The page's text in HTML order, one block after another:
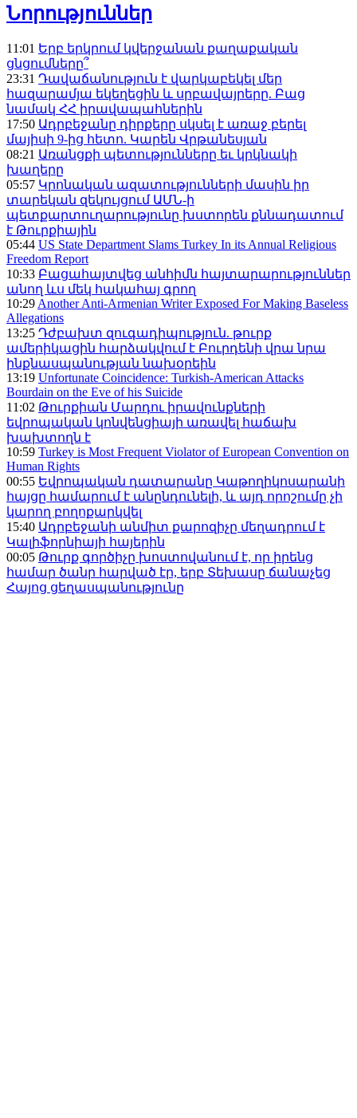
Նորություններ
11:01 Երբ երկրում կվերջանան քաղաքական
ցնցումները՞
23:31 Դավաճանություն է վարկաբեկել մեր
հազարամյա եկեղեցին և սրբավայրերը. Բաց
նամակ ՀՀ իրավապահներին
17:50 Ադրբեջանը դիրքերը սկսել է առաջ բերել
մայիսի 9-ից հետո. Կարեն Վրթանեսյան
08:21 Առանցքի պետությունները եւ կրկնակի
խաղերը
05:57 Կրոնական ազատությունների մասին իր
տարեկան զեկույցում ԱՄՆ-ի
պետքարտուղարությունը խստորեն քննադատում
է Թուրքիային
05:44 US State Department Slams Turkey In its Annual Religious
Freedom Report
10:33 Բացահայտվեց անհիմն հայտարարություններ
անող ևս մեկ հակահայ գրող
10:29 Another Anti-Armenian Writer Exposed For Making Baseless
Allegations
13:25 Դժբախտ զուգադիպություն. թուրք
ամերիկացին հարձակվում է Բուրդենի վրա նրա
ինքնասպանության նախօրեին
13:19 Unfortunate Coincidence: Turkish-American Attacks
Bourdain on the Eve of his Suicide
11:02 Թուրքիան Մարդու իրավունքների
եվրոպական կոնվենցիայի առավել հաճախ
խախտողն է
10:59 Turkey is Most Frequent Violator of European Convention on
Human Rights
00:55 Եվրոպական դատարանը Կաթողիկոսարանի
հայցը համարում է անընդունելի, և այդ որոշումը չի
կարող բողոքարկվել
15:40 Ադրբեջանի անմիտ քարոզիչը մեղադրում է
Կալիֆորնիայի հայերին
00:05 Թուրք գործիչը խոստովանում է, որ իրենց
համար ծանր հարված էր, երբ Տեխասը ճանաչեց
Հայոց ցեղասպանությունը